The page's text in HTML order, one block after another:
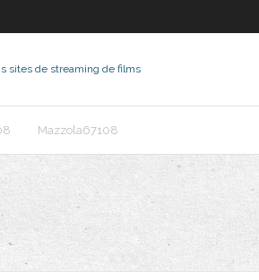
sites de streaming de films
Mazzola67108